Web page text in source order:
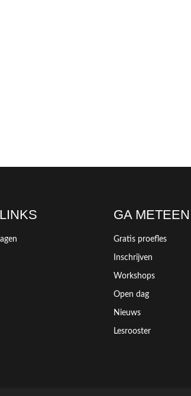
GA
Gratis proefles
Inschrijven
Workshops
Open dag
Nieuws
Lesrooster